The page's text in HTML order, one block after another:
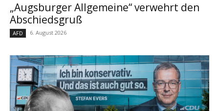
„Augsburger Allgemeine“ verwehrt den
Abschiedsgruß
AFD 6. August 2026